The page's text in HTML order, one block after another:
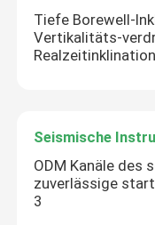
Tiefe Borewell-
Vertikalitäts-
Seismische
ODM Kanäle des
zuverlässige
3